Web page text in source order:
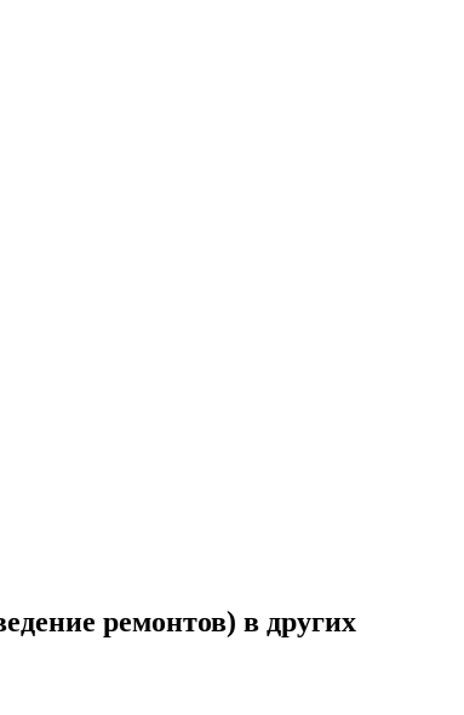
ремонтов) в других